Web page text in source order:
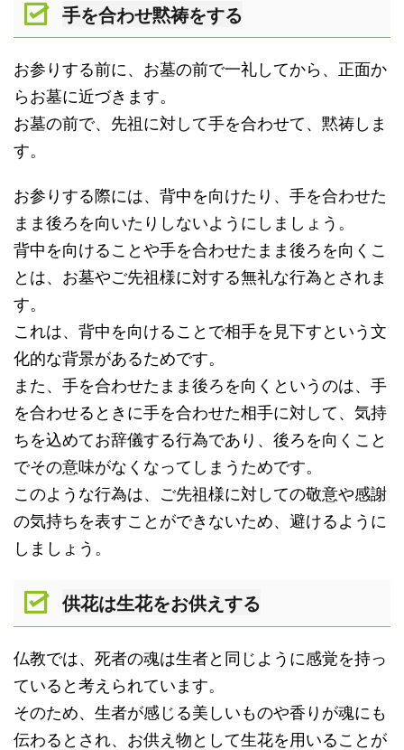
手を合わせ黙祷をする
お参りする前に、お墓の前で一礼してから、正面か
らお墓に近づきます。
お墓の前で、先祖に対して手を合わせて、黙祷しま
す。
お参りする際には、背中を向けたり、手を合わせた
まま後ろを向いたりしないようにしましょう。
背中を向けることや手を合わせたまま後ろを向くこ
とは、お墓やご先祖様に対する無礼な行為とされま
す。
これは、背中を向けることで相手を見下すという文
化的な背景があるためです。
また、手を合わせたまま後ろを向くというのは、手
を合わせるときに手を合わせた相手に対して、気持
ちを込めてお辞儀する行為であり、後ろを向くこと
でその意味がなくなってしまうためです。
このような行為は、ご先祖様に対しての敬意や感謝
の気持ちを表すことができないため、避けるように
しましょう。
供花は生花をお供えする
仏教では、死者の魂は生者と同じように感覚を持っ
ていると考えられています。
そのため、生者が感じる美しいものや香りが魂にも
伝わるとされ、お供え物として生花を用いることが